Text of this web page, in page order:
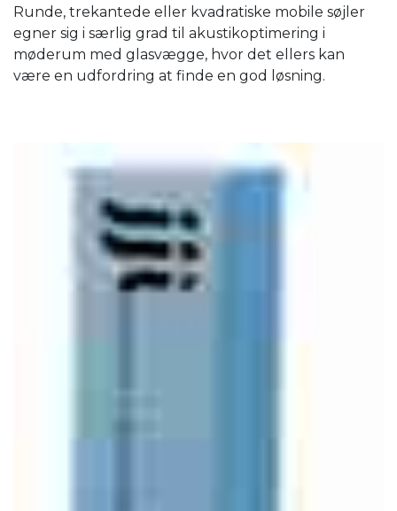
Runde, trekantede eller kvadratiske mobile søjler
egner sig i særlig grad til akustikoptimering i
møderum med glasvægge, hvor det ellers kan
være en udfordring at finde en god løsning.